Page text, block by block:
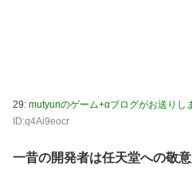
29: mutyunのゲーム+αブログがお送りし
ID:q4Ai9eocr
一昔の開発者は任天堂への敬